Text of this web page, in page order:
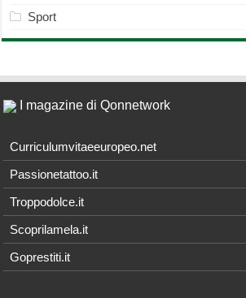
Sport
I magazine di Qonnetwork
Curriculumvitaeeuropeo.net
Passionetattoo.it
Troppodolce.it
Scoprilamela.it
Goprestiti.it